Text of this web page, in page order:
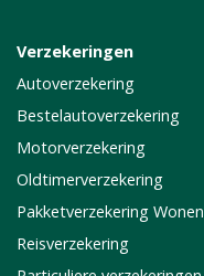
Verzekeringen
Autoverzekering
Bestelautoverzekering
Motorverzekering
Oldtimerverzekering
Pakketverzekering Wonen
Reisverzekering